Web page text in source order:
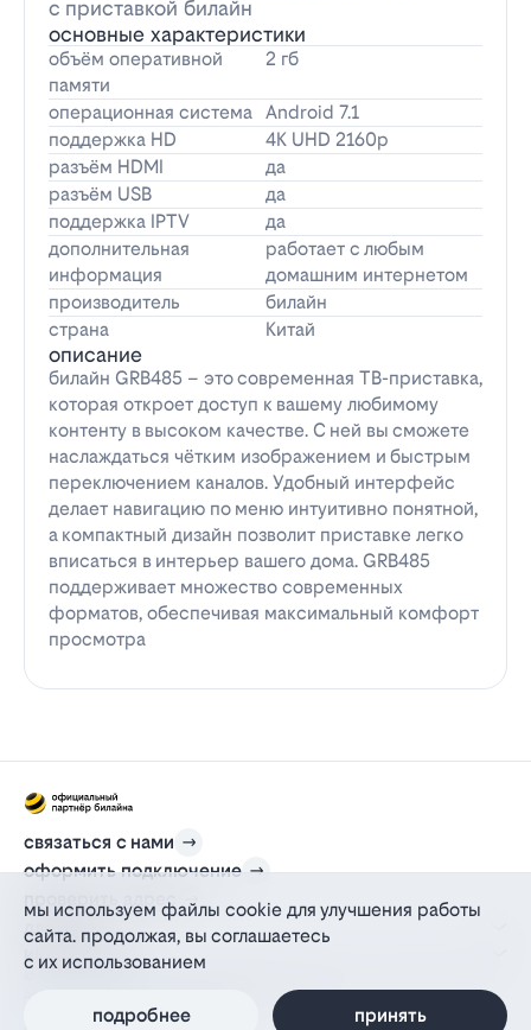
с приставкой билайн
основные характеристики
объём оперативной
памяти
2 гб
операционная система Android 7.1
поддержка HD
4K UHD 2160p
разъём HDMI
да
разъём USB
да
поддержка IPTV
да
дополнительная
информация
работает с любым
домашним интернетом
производитель
билайн
страна
Китай
описание
билайн GRB485 – это современная ТВ-приставка,
которая откроет доступ к вашему любимому
контенту в высоком качестве. С ней вы сможете
наслаждаться чётким изображением и быстрым
переключением каналов. Удобный интерфейс
делает навигацию по меню интуитивно понятной,
а компактный дизайн позволит приставке легко
вписаться в интерьер вашего дома. GRB485
поддерживает множество современных
форматов, обеспечивая максимальный комфорт
просмотра
связаться с нами
оформить подключение
проверить адрес
для дома
информация
действующий на основании агентского договора
политика персональных данных
мы используем файлы cookie для улучшения работы
сайта. продолжая, вы соглашаетесь
с их использованием
подробнее принять